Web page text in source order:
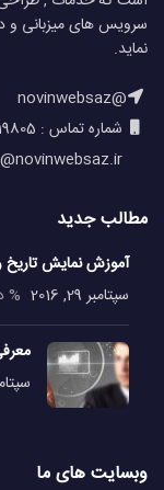
سرویس های میزبانی و
نماید.
@novinwebsaz
شماره تماس : 02166719805
مطالب جدید
آموزش نمایش
سپتامبر 29, 2016
%
سپتامبر
وبسایت های ما